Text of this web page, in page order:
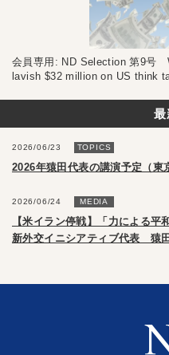
会員専用: ND Selection 第9号
lavish $32 million on US think
最
2026/06/23 TOPICS
2026年猿田代表の講演予定（東
2026/06/24 MEDIA
【米イラン停戦】「力による
新外交イニシアティブ代表 猿